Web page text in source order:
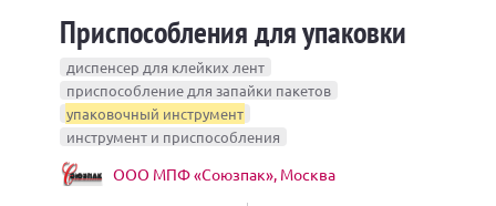
Приспособления для упаковки
диспенсер для клейких лент
приспособление для запайки пакетов
упаковочный инструмент
инструмент и приспособления
ООО МПФ «Союзпак», Москва